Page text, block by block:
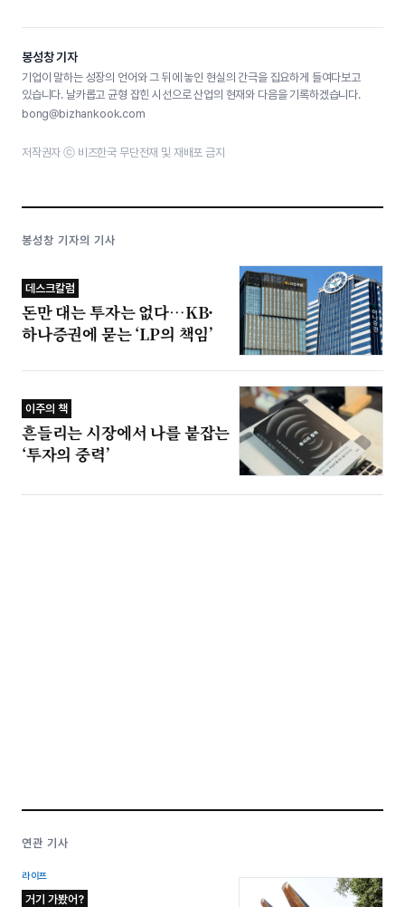
봉성창 기자
기업이 말하는 성장의 언어와 그 뒤에 놓인 현실의 간극을 집요하게 들여다보고
있습니다. 날카롭고 균형 잡힌 시선으로 산업의 현재와 다음을 기록하겠습니다.
bong@bizhankook.com
저작권자 ⓒ 비즈한국 무단전재 및 재배포 금지
봉성창 기자의 기사
데스크칼럼
돈만 대는 투자는 없다…KB·
하나증권에 묻는 ‘LP의 책임’
이주의 책
흔들리는 시장에서 나를 붙잡는
‘투자의 중력’
연관 기사
라이프
거기 가봤어?